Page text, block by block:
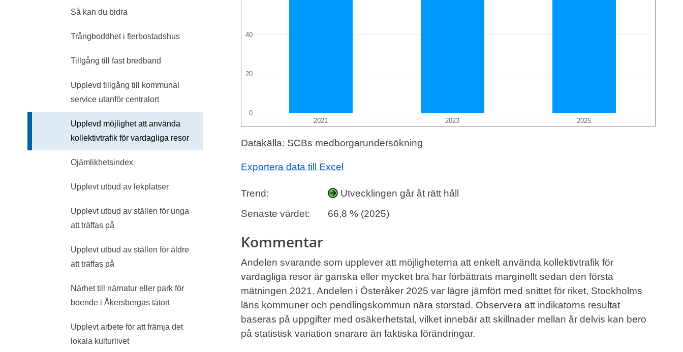
2021 2023 2025
0
20
40
Datakälla: SCBs medborgarundersökning
Exportera data till Excel
Trend:
Utvecklingen går åt rätt håll
Senaste värdet:
66,8 % (2025)
Kommentar
Andelen svarande som upplever att möjligheterna att enkelt använda kollektivtrafik för
vardagliga resor är ganska eller mycket bra har förbättrats marginellt sedan den första
mätningen 2021. Andelen i Österåker 2025 var lägre jämfört med snittet för riket, Stockholms
läns kommuner och pendlingskommun nära storstad. Observera att indikatorns resultat
baseras på uppgifter med osäkerhetstal, vilket innebär att skillnader mellan år delvis kan bero
på statistisk variation snarare än faktiska förändringar.
Så kan du bidra
Trångboddhet i flerbostadshus
Tillgång till fast bredband
Upplevd tillgång till kommunal
service utanför centralort
Upplevd möjlighet att använda
kollektivtrafik för vardagliga resor
Ojämlikhetsindex
Upplevt utbud av lekplatser
Upplevt utbud av ställen för unga
att träffas på
Upplevt utbud av ställen för äldre
att träffas på
Närhet till närnatur eller park för
boende i Åkersbergas tätort
Upplevt arbete för att främja det
lokala kulturlivet